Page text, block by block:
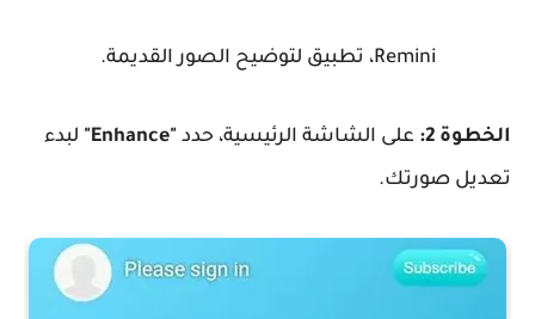
Remini، تطبيق لتوضيح الصور القديمة.
الخطوة 2: على الشاشة الرئيسية، حدد "Enhance"
لبدء
تعديل صورتك.